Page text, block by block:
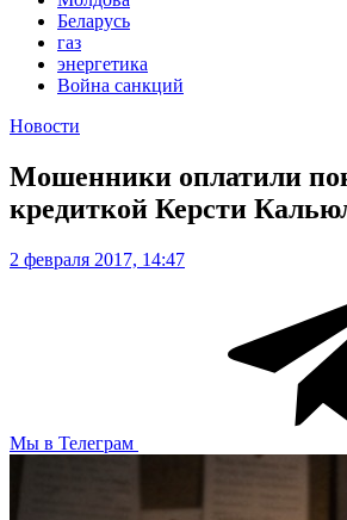
Беларусь
газ
энергетика
Война санкций
Новости
Мошенники оплатили
кредиткой Керсти
2 февраля 2017, 14:47
Мы в Телеграм